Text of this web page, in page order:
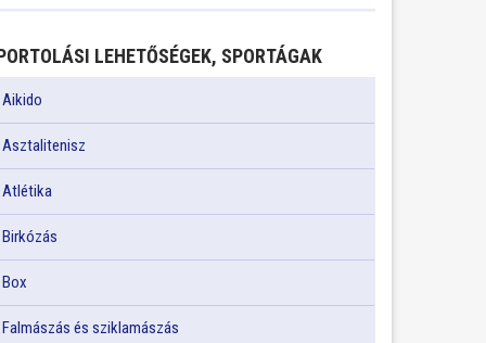
LEHETŐSÉGEK, SPORTÁGAK
Aikido
Asztalitenisz
Atlétika
Birkózás
Box
Falmászás és sziklamászás